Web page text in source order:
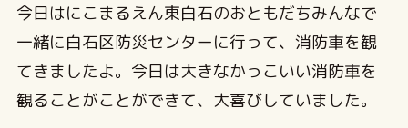
今日はにこまるえん東白石のおともだちみんなで
一緒に白石区防災センターに行って、消防車を観
てきましたよ。今日は大きなかっこいい消防車を
観ることがことができて、大喜びしていました。